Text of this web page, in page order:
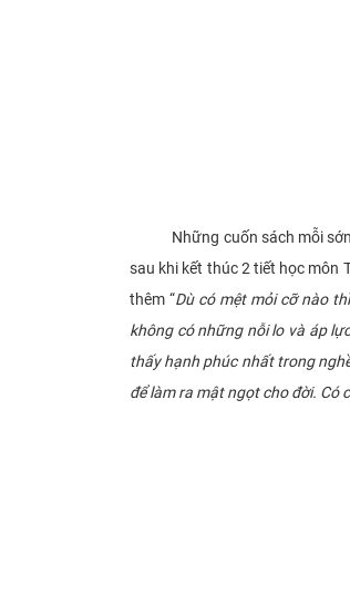
Những cuốn sách mỗi sớm
sau khi kết thúc 2 tiết học môn
thêm “Dù có mệt mỏi cỡ nào
không có những nỗi lo và áp
thấy hạnh phúc nhất trong
để làm ra mật ngọt cho đời. Có